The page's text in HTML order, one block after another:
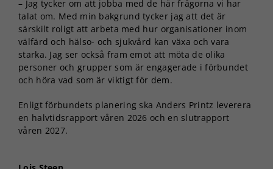
– Jag tycker om att jobba med de här frågorna vi har
talat om. Med min bakgrund tycker jag att det är
särskilt roligt att arbeta med hur organisationer inom
välfärd och hälso- och sjukvård kan växa och vara
starka. Jag ser också fram emot att möta de olika
personer och grupper som är engagerade i förbundet
och höra vad som är viktigt för dem.
Enligt förbundets planering ska Anders Printz leverera
en halvtidsrapport våren 2026 och en slutrapport
våren 2027.